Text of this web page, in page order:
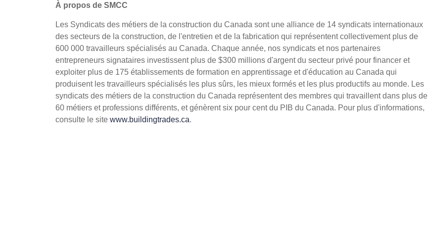
À propos de SMCC
Les Syndicats des métiers de la construction du Canada sont une alliance de 14 syndicats internationaux
des secteurs de la construction, de l'entretien et de la fabrication qui représentent collectivement plus de
600 000 travailleurs spécialisés au Canada. Chaque année, nos syndicats et nos partenaires
entrepreneurs signataires investissent plus de $300 millions d'argent du secteur privé pour financer et
exploiter plus de 175 établissements de formation en apprentissage et d'éducation au Canada qui
produisent les travailleurs spécialisés les plus sûrs, les mieux formés et les plus productifs au monde. Les
syndicats des métiers de la construction du Canada représentent des membres qui travaillent dans plus de
60 métiers et professions différents, et génèrent six pour cent du PIB du Canada. Pour plus d'informations,
consulte le site www.buildingtrades.ca.